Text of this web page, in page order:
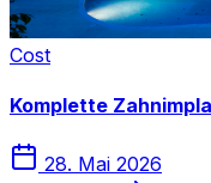
Cost
Komplette
28. Mai 2026